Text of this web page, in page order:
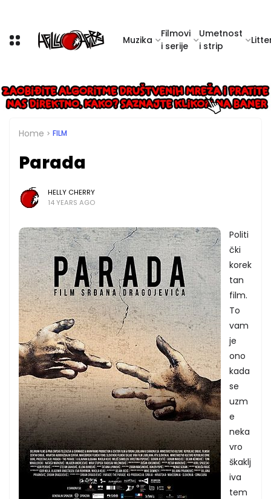
Muzika
Filmovi
i serije
Umetnost
i strip
Home FILM
Parada
HELLY CHERRY
14 YEARS AGO
Politi
čki
korek
tan
film.
To
vam
je
ono
kada
se
uzm
e
neka
vro
škaklj
iva
tem